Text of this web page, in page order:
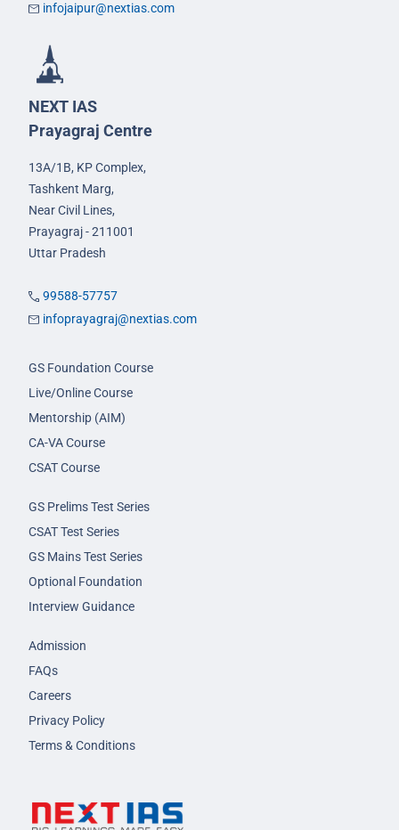
infojaipur@nextias.com
NEXT IAS
Prayagraj Centre
13A/1B, KP Complex,
Tashkent Marg,
Near Civil Lines,
Prayagraj - 211001
Uttar Pradesh
99588-57757
infoprayagraj@nextias.com
GS Foundation Course
Live/Online Course
Mentorship (AIM)
CA-VA Course
CSAT Course
GS Prelims Test Series
CSAT Test Series
GS Mains Test Series
Optional Foundation
Interview Guidance
Admission
FAQs
Careers
Privacy Policy
Terms & Conditions